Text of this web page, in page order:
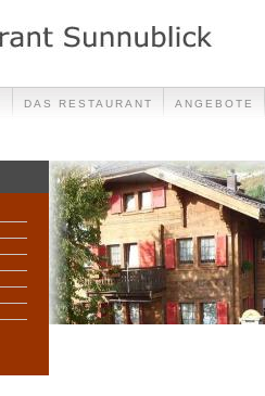
DAS RESTAURANT ANGEBOTE